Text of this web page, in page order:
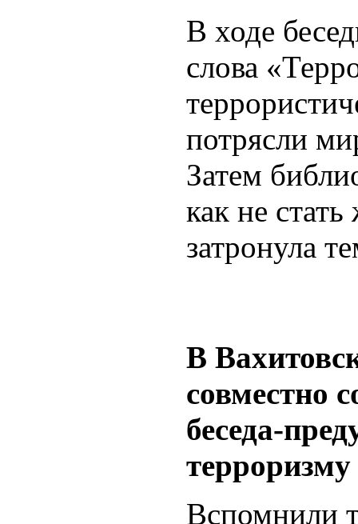
В ходе
слова
потрясли
Затем
как не
затронула
В
совместно
беседа-
Вспомнили